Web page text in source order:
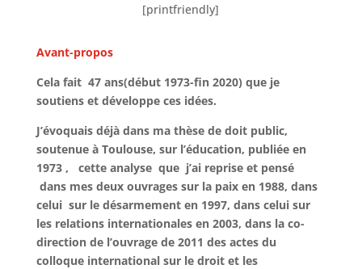
[printfriendly]
Avant-propos
Cela fait 47 ans(début 1973-fin 2020) que je
soutiens et développe ces idées.
J’évoquais déjà dans ma thèse de doit public,
soutenue à Toulouse, sur l’éducation, publiée en
1973 , cette analyse que j’ai reprise et pensé
dans mes deux ouvrages sur la paix en 1988, dans
celui sur le désarmement en 1997, dans celui sur
les relations internationales en 2003, dans la co-
direction de l’ouvrage de 2011 des actes du
colloque international sur le droit et les